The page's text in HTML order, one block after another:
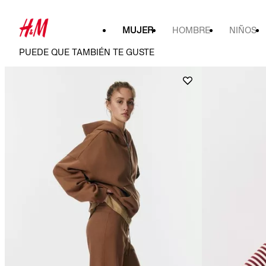
MUJER HOMBRE NIÑOS
PUEDE QUE TAMBIÉN TE GUSTE